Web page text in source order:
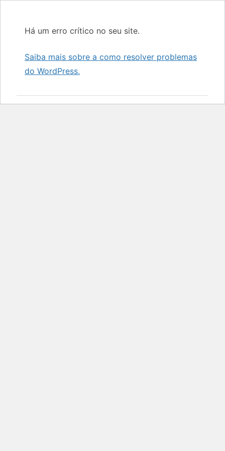
Há um erro crítico no seu site.
Saiba mais sobre a como resolver problemas
do WordPress.